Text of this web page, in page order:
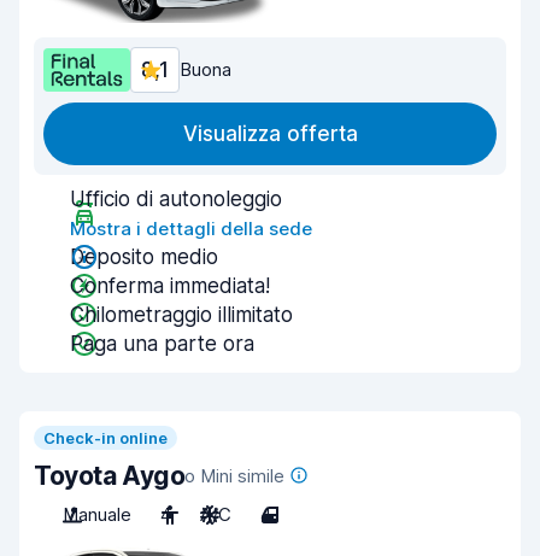
8,1 Buona
Visualizza offerta
Ufficio di autonoleggio
Mostra i dettagli della sede
Deposito medio
Conferma immediata!
Chilometraggio illimitato
Paga una parte ora
Check-in online
Toyota Aygoo Mini simile
Manuale
4 A/C 4